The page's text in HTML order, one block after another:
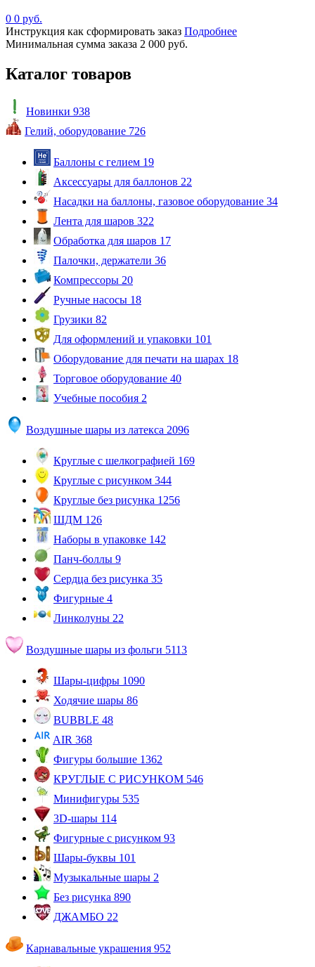
0 0 руб.
Инструкция как сформировать заказ Подробнее
Минимальная сумма заказа 2 000 руб.
Каталог товаров
Новинки 938
Гелий, оборудование 726
Баллоны с гелием 19
Аксессуары для баллонов 22
Насадки на баллоны, газовое оборудование 34
Лента для шаров 322
Обработка для шаров 17
Палочки, держатели 36
Компрессоры 20
Ручные насосы 18
Грузики 82
Для оформлений и упаковки 101
Оборудование для печати на шарах 18
Торговое оборудование 40
Учебные пособия 2
Воздушные шары из латекса 2096
Круглые с шелкографией 169
Круглые с рисунком 344
Круглые без рисунка 1256
ШДМ 126
Наборы в упаковке 142
Панч-боллы 9
Сердца без рисунка 35
Фигурные 4
Линколуны 22
Воздушные шары из фольги 5113
Шары-цифры 1090
Ходячие шары 86
BUBBLE 48
AIR 368
Фигуры большие 1362
КРУГЛЫЕ С РИСУНКОМ 546
Минифигуры 535
3D-шары 114
Фигурные с рисунком 93
Шары-буквы 101
Музыкальные шары 2
Без рисунка 890
ДЖАМБО 22
Карнавальные украшения 952